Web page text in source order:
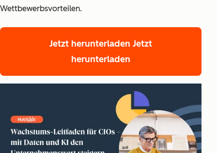
Wettbewerbsvorteilen.
Jetzt herunterladen Jetzt
herunterladen